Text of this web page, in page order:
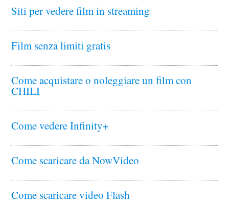
Siti per vedere film in streaming
Film senza limiti gratis
Come acquistare o noleggiare un film con
CHILI
Come vedere Infinity+
Come scaricare da NowVideo
Come scaricare video Flash